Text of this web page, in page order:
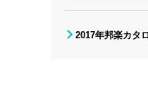
2017年邦楽カタ